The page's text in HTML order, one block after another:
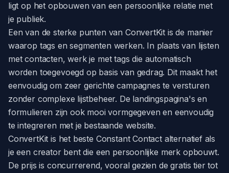
ligt op het opbouwen van een persoonlijke relatie met
je publiek.
Een van de sterke punten van ConvertKit is de manier
waarop tags en segmenten werken. In plaats van lijsten
met contacten, werk je met tags die automatisch
worden toegevoegd op basis van gedrag. Dit maakt het
eenvoudig om zeer gerichte campagnes te versturen
zonder complexe lijstbeheer. De landingspagina's en
formulieren zijn ook mooi vormgegeven en eenvoudig
te integreren met je bestaande website.
ConvertKit is het beste Constant Contact alternatief als
je een creator bent die een persoonlijke merk opbouwt.
De prijs is concurrerend, vooral gezien de gratis tier tot